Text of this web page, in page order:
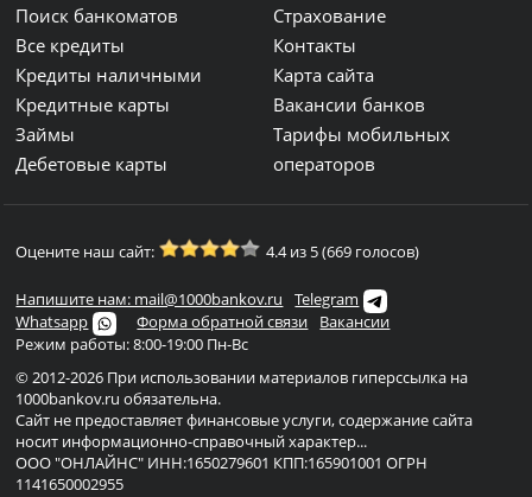
Поиск банкоматов
Все кредиты
Кредиты наличными
Кредитные карты
Займы
Дебетовые карты
Страхование
Контакты
Карта сайта
Вакансии банков
Тарифы мобильных
операторов
Оцените наш сайт: 4.4 из 5 (669 голосов)
Напишите нам: mail@1000bankov.ru
Telegram
Whatsapp
Форма обратной связи
Вакансии
Режим работы: 8:00-19:00 Пн-Вс
© 2012-2026 При использовании материалов гиперссылка на
1000bankov.ru обязательна.
Сайт не предоставляет финансовые услуги, содержание сайта
носит информационно-справочный характер...
ООО "ОНЛАЙНС" ИНН:1650279601 КПП:165901001 ОГРН
1141650002955